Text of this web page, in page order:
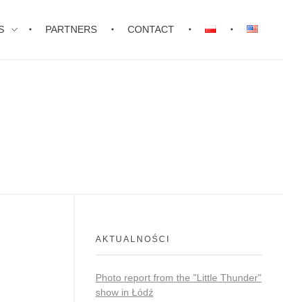
PARTNERS CONTACT
AKTUALNOŚCI
Photo report from the "Little Thunder"
show in Łódź